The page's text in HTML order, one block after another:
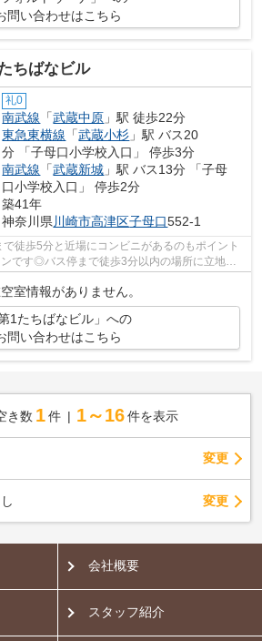
問い合わせはこちら
ちばなビル
礼0
南武線 「武蔵中原 」駅 徒歩22分
東急東横線 「武蔵小杉 」駅 バス20
分 「子母口小学校入口」 停歩3分
南武線 「武蔵新城 」駅 バス13分 「子母
口小学校入口」 停歩2分
築41年
神奈川県 川崎市高津区子母口552-1
徒歩5分と近場にコンビニがあるのもポイント
です◎バス停まで徒歩3分以内の場所に立地し
室情報がありません。
第1たちばなビル」への
問い合わせはこちら
き数 1 件 1～16 件を表示
変更
変更
会社概要
スタッフ紹介